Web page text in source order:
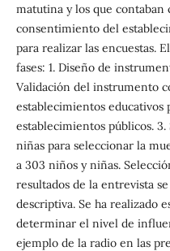
matutina y los que contaban
consentimiento del
para realizar las encuestas.
fases: 1. Diseño de
Validación del instrumento
establecimientos educativos
establecimientos públicos.
niñas para seleccionar la
a 303 niños y niñas.
resultados de la entrevista
descriptiva. Se ha realizado
determinar el nivel de
ejemplo de la radio en las